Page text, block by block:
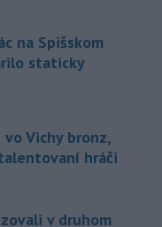
na Spišskom
staticky
Vichy bronz,
hráči
v druhom